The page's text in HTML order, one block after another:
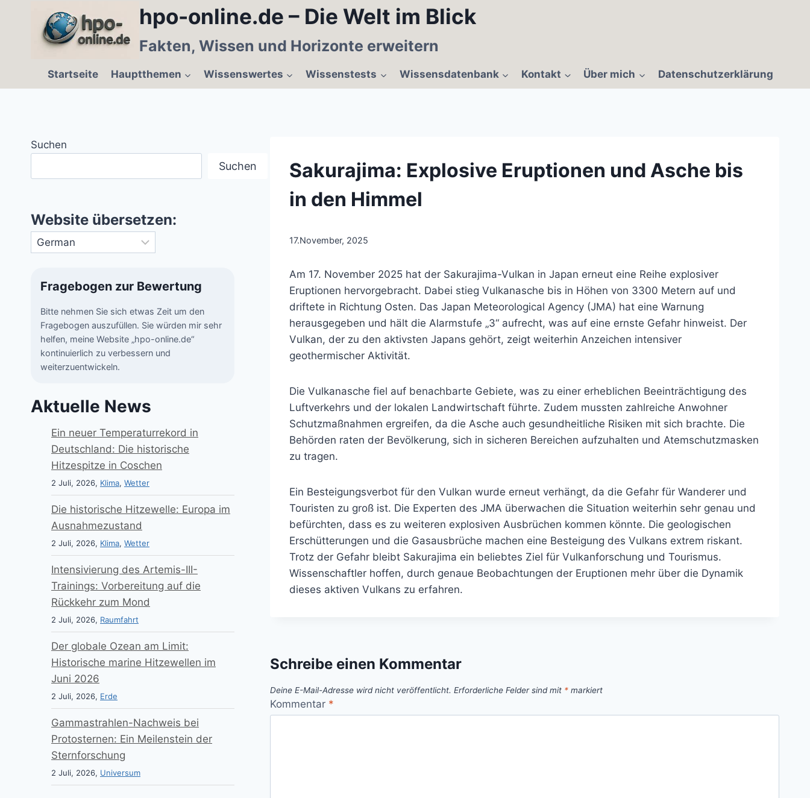
hpo-online.de – Die Welt im Blick
Fakten, Wissen und Horizonte erweitern
Startseite Hauptthemen Wissenswertes Wissenstests Wissensdatenbank Kontakt Über mich Datenschutzerklärung
Sakurajima: Explosive Eruptionen und Asche bis
in den Himmel
17.November, 2025
Am 17. November 2025 hat der Sakurajima-Vulkan in Japan erneut eine Reihe explosiver
Eruptionen hervorgebracht. Dabei stieg Vulkanasche bis in Höhen von 3300 Metern auf und
driftete in Richtung Osten. Das Japan Meteorological Agency (JMA) hat eine Warnung
herausgegeben und hält die Alarmstufe „3“ aufrecht, was auf eine ernste Gefahr hinweist. Der
Vulkan, der zu den aktivsten Japans gehört, zeigt weiterhin Anzeichen intensiver
geothermischer Aktivität.
Die Vulkanasche fiel auf benachbarte Gebiete, was zu einer erheblichen Beeinträchtigung des
Luftverkehrs und der lokalen Landwirtschaft führte. Zudem mussten zahlreiche Anwohner
Schutzmaßnahmen ergreifen, da die Asche auch gesundheitliche Risiken mit sich brachte. Die
Behörden raten der Bevölkerung, sich in sicheren Bereichen aufzuhalten und Atemschutzmasken
zu tragen.
Ein Besteigungsverbot für den Vulkan wurde erneut verhängt, da die Gefahr für Wanderer und
Touristen zu groß ist. Die Experten des JMA überwachen die Situation weiterhin sehr genau und
befürchten, dass es zu weiteren explosiven Ausbrüchen kommen könnte. Die geologischen
Erschütterungen und die Gasausbrüche machen eine Besteigung des Vulkans extrem riskant.
Trotz der Gefahr bleibt Sakurajima ein beliebtes Ziel für Vulkanforschung und Tourismus.
Wissenschaftler hoffen, durch genaue Beobachtungen der Eruptionen mehr über die Dynamik
dieses aktiven Vulkans zu erfahren.
Schreibe einen Kommentar
Deine E-Mail-Adresse wird nicht veröffentlicht. Erforderliche Felder sind mit * markiert
Kommentar *
Suchen
Suchen
Website übersetzen:
Fragebogen zur Bewertung
Bitte nehmen Sie sich etwas Zeit um den
Fragebogen auszufüllen. Sie würden mir sehr
helfen, meine Website „hpo-online.de“
kontinuierlich zu verbessern und
weiterzuentwickeln.
Aktuelle News
Ein neuer Temperaturrekord in
Deutschland: Die historische
Hitzespitze in Coschen
2 Juli, 2026, Klima, Wetter
Die historische Hitzewelle: Europa im
Ausnahmezustand
2 Juli, 2026, Klima, Wetter
Intensivierung des Artemis-III-
Trainings: Vorbereitung auf die
Rückkehr zum Mond
2 Juli, 2026, Raumfahrt
Der globale Ozean am Limit:
Historische marine Hitzewellen im
Juni 2026
2 Juli, 2026, Erde
Gammastrahlen-Nachweis bei
Protosternen: Ein Meilenstein der
Sternforschung
2 Juli, 2026, Universum